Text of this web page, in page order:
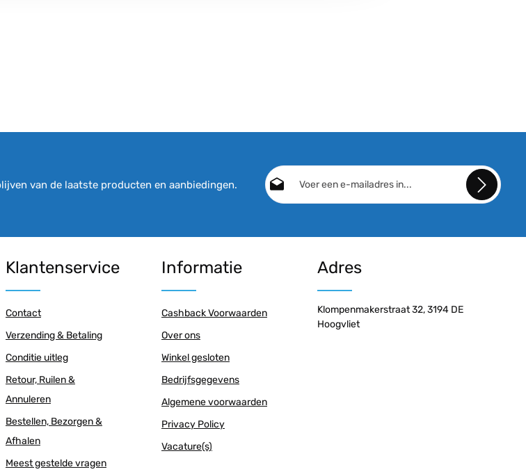
van de laatste producten en aanbiedingen.
E-mailadres*
gelezen en onze
geaccepteerd.
Klantenservice
Contact
Verzending & Betaling
Conditie uitleg
Retour, Ruilen &
Annuleren
Bestellen, Bezorgen &
Afhalen
Meest gestelde vragen
Informatie
Cashback Voorwaarden
Over ons
Winkel gesloten
Bedrijfsgegevens
Algemene voorwaarden
Privacy Policy
Vacature(s)
Adres
Klompenmakerstraat 32, 3194 DE
Hoogvliet